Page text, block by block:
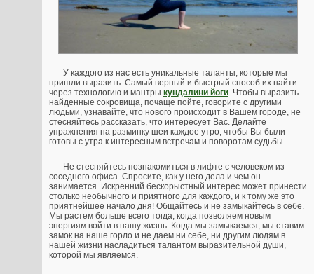
У каждого из нас есть уникальные таланты, которые мы
пришли выразить. Самый верный и быстрый способ их найти –
через технологию и мантры кундалини йоги . Чтобы выразить
найденные сокровища, почаще пойте, говорите с другими
людьми, узнавайте, что нового происходит в Вашем городе, не
стесняйтесь рассказать, что интересует Вас. Делайте
упражнения на разминку шеи каждое утро, чтобы Вы были
готовы с утра к интересным встречам и поворотам судьбы.
Не стесняйтесь познакомиться в лифте с человеком из
соседнего офиса. Спросите, как у него дела и чем он
занимается. Искренний бескорыстный интерес может принести
столько необычного и приятного для каждого, и к тому же это
приятнейшее начало дня! Общайтесь и не замыкайтесь в себе.
Мы растем больше всего тогда, когда позволяем новым
энергиям войти в нашу жизнь. Когда мы замыкаемся, мы ставим
замок на наше горло и не даем ни себе, ни другим людям в
нашей жизни насладиться талантом выразительной души,
которой мы являемся.